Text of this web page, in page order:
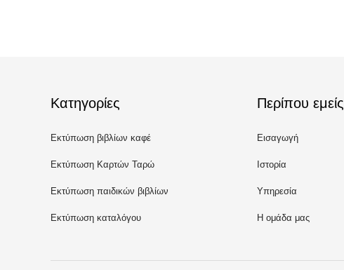
Κατηγορίες
Εκτύπωση βιβλίων καφέ
Εκτύπωση Καρτών Ταρώ
Εκτύπωση παιδικών βιβλίων
Εκτύπωση καταλόγου
Περίπου εμείς
Εισαγωγή
Ιστορία
Υπηρεσία
Η ομάδα μας